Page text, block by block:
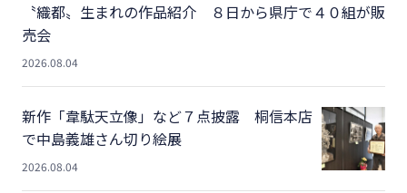
〝織都〟生まれの作品紹介 ８日から県庁で４０組が販
売会
2026.08.04
新作「韋駄天立像」など７点披露 桐信本店
で中島義雄さん切り絵展
2026.08.04